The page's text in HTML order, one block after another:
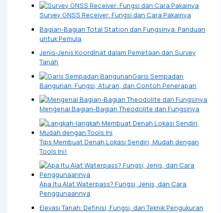
Survey GNSS Receiver: Fungsi dan Cara Pakainya
Bagian-Bagian Total Station dan Fungsinya: Panduan
untuk Pemula
Jenis-Jenis Koordinat dalam Pemetaan dan Survey
Tanah
Garis Sempadan
Bangunan: Fungsi, Aturan, dan Contoh Penerapan
Mengenal Bagian-Bagian Theodolite dan Fungsinya
Tips Membuat Denah Lokasi Sendiri, Mudah dengan
Tools Ini!
Apa Itu Alat Waterpass? Fungsi, Jenis, dan Cara
Penggunaannya
Elevasi Tanah: Definisi, Fungsi, dan Teknik Pengukuran